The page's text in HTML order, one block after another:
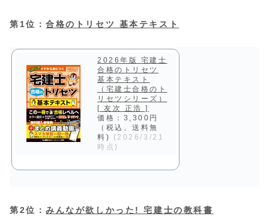
第1位：合格のトリセツ 基本テキスト
2026年版 宅建士
合格のトリセツ
基本テキスト
（宅建士合格のト
リセツシリーズ）
[ 友次 正浩 ]
価格：3,300円
（税込、送料無
料)
(2026/3/21
時点)
第2位：みんなが欲しかった! 宅建士の教科書